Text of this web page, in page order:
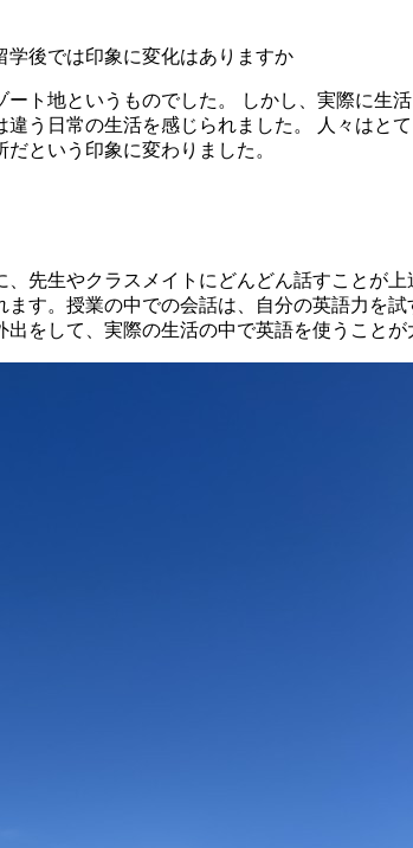
学後では印象に変化はありますか
ト地というものでした。 しかし、実際に生
う日常の生活を感じられました。 人々はと
という印象に変わりました。
先生やクラスメイトにどんどん話すことが
す。授業の中での会話は、自分の英語力を
をして、実際の生活の中で英語を使うことが